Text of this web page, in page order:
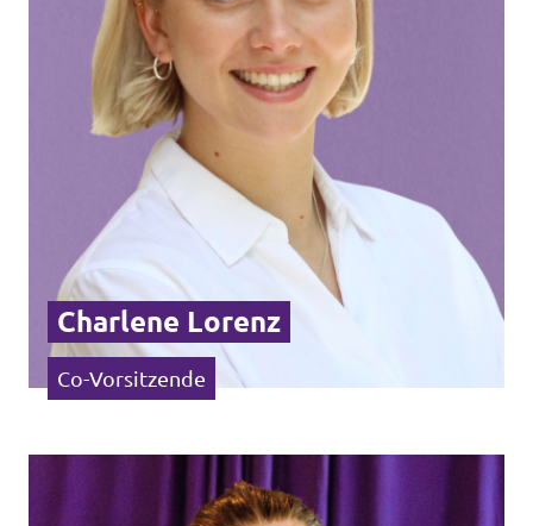
Unsere Events
Unterstützungsunterschriften
Mache bei Volt mit!
Deine Spende an Volt Berlin
Newsticker BVV
Charlene Lorenz
Co-Vorsitzende